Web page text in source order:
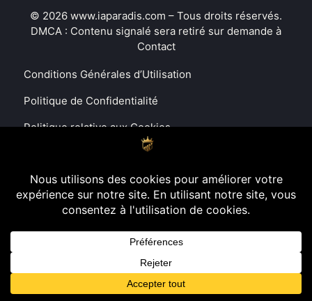
© 2026 www.iaparadis.com – Tous droits réservés.
DMCA : Contenu signalé sera retiré sur demande à
Contact
Conditions Générales d’Utilisation
Politique de Confidentialité
Politique relative aux Cookies